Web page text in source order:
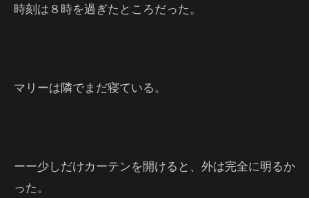
時刻は８時を過ぎたところだった。
マリーは隣でまだ寝ている。
ーー少しだけカーテンを開けると、外は完全に明るか
った。